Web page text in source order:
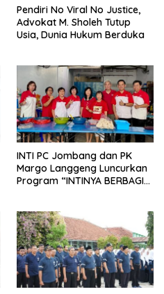
Pendiri No Viral No Justice,
Advokat M. Sholeh Tutup
Usia, Dunia Hukum Berduka
INTI PC Jombang dan PK
Margo Langgeng Luncurkan
Program “INTINYA BERBAGI”,